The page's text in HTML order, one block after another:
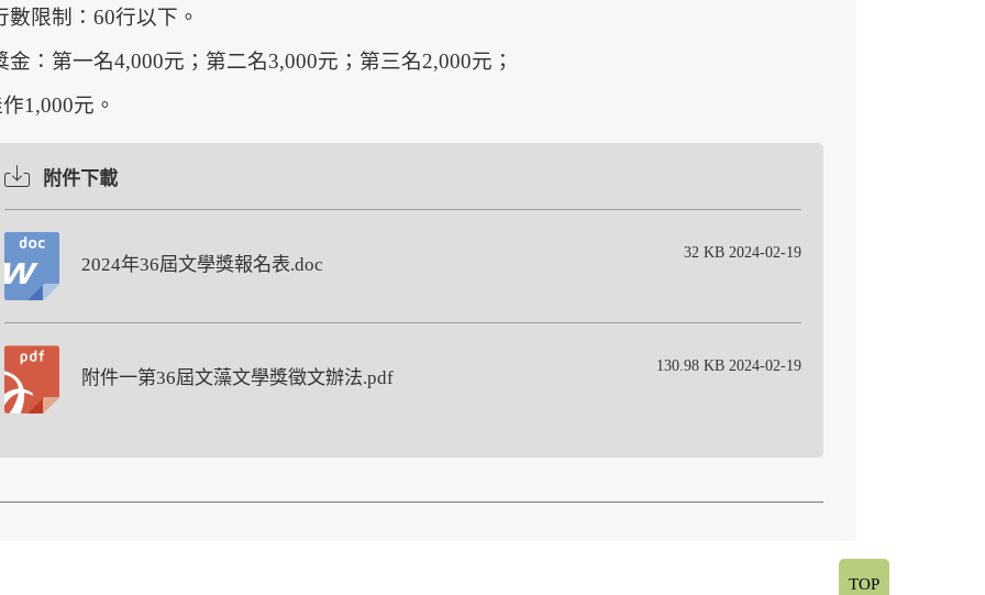
數限制：60行以下。
金：第一名4,000元；第二名3,000元；第三名2,000元；
1,000元。
附件下載
2024年36屆文學獎報名表.doc
32 KB 2024-02-19
附件一第36屆文藻文學獎徵文辦法.pdf
130.98 KB 2024-02-19
TOP